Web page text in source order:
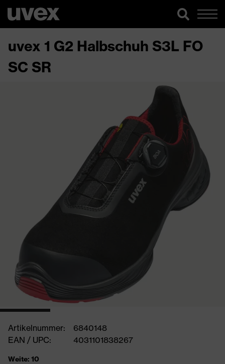
uvex 1 G2 Halbschuh S3L FO
SC SR
Artikelnummer:
6840148
EAN / UPC:
4031101838267
Weite: 10